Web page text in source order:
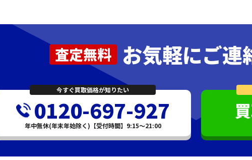
査定無料 お気軽にご連
今すぐ買取価格が知りたい
0120-697-927
年中無休(年末年始除く)【受付時間】9:15～21:00